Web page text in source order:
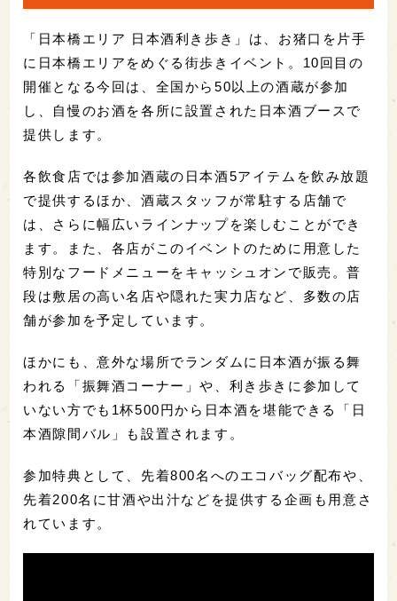
「日本橋エリア 日本酒利き歩き」は、お猪口を片手
に日本橋エリアをめぐる街歩きイベント。10回目の
開催となる今回は、全国から50以上の酒蔵が参加
し、自慢のお酒を各所に設置された日本酒ブースで
提供します。
各飲食店では参加酒蔵の日本酒5アイテムを飲み放題
で提供するほか、酒蔵スタッフが常駐する店舗で
は、さらに幅広いラインナップを楽しむことができ
ます。また、各店がこのイベントのために用意した
特別なフードメニューをキャッシュオンで販売。普
段は敷居の高い名店や隠れた実力店など、多数の店
舗が参加を予定しています。
ほかにも、意外な場所でランダムに日本酒が振る舞
われる「振舞酒コーナー」や、利き歩きに参加して
いない方でも1杯500円から日本酒を堪能できる「日
本酒隙間バル」も設置されます。
参加特典として、先着800名へのエコバッグ配布や、
先着200名に甘酒や出汁などを提供する企画も用意さ
れています。